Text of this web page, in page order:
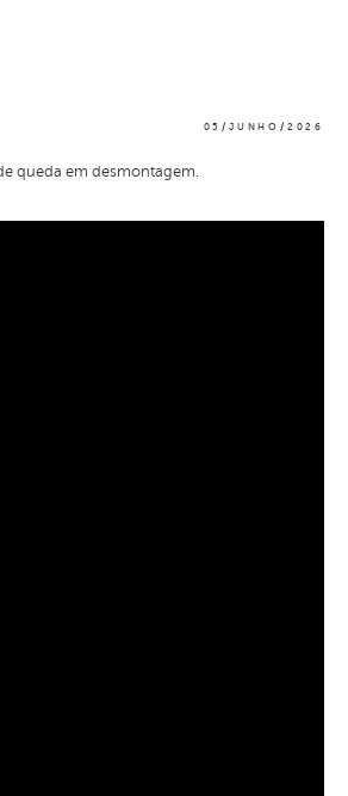
05/JUNHO/2026
queda em desmontagem.